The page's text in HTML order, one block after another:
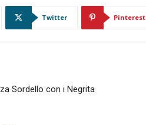
Twitter Pinterest
Sordello con i Negrita